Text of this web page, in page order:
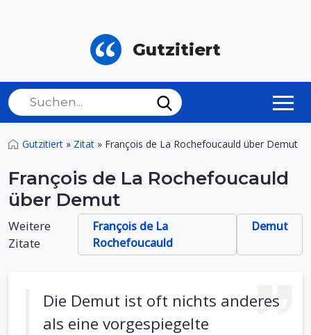
Gutzitiert
Gutzitiert » Zitat » François de La Rochefoucauld über Demut
François de La Rochefoucauld
über Demut
Weitere
Zitate
François de La
Rochefoucauld
Demut
Die Demut ist oft nichts anderes
als eine vorgespiegelte